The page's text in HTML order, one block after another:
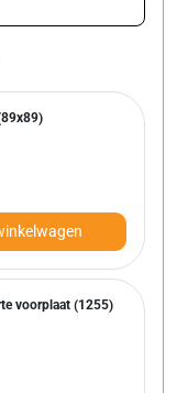
voorplaat (1255)